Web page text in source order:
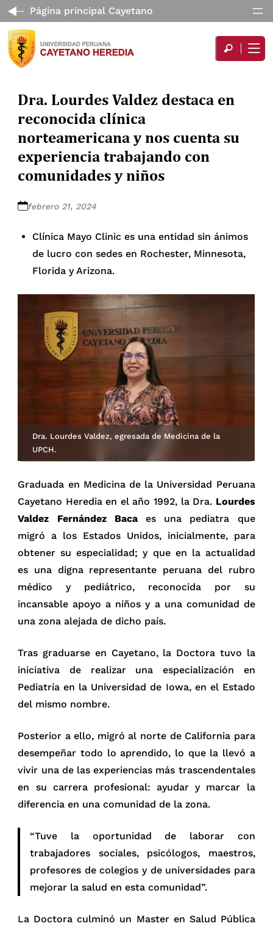
Página principal Cayetano
Dra. Lourdes Valdez destaca en
reconocida clínica
norteamericana y nos cuenta su
experiencia trabajando con
comunidades y niños
febrero 21, 2024
Clínica Mayo Clinic es una entidad sin ánimos
de lucro con sedes en Rochester, Minnesota,
Florida y Arizona.
Dra. Lourdes Valdez, egresada de Medicina de la
UPCH.
Graduada en Medicina de la Universidad Peruana
Cayetano Heredia en el año 1992, la Dra. Lourdes
Valdez Fernández Bacaes una pediatra que
migró a los Estados Unidos, inicialmente, para
obtener su especialidad; y que en la actualidad
es una digna representante peruana del rubro
médico y pediátrico, reconocida por su
incansable apoyo a niños y a una comunidad de
una zona alejada de dicho país.
Tras graduarse en Cayetano, la Doctora tuvo la
iniciativa de realizar una especialización en
Pediatría en la Universidad de Iowa, en el Estado
del mismo nombre.
Posterior a ello, migró al norte de California para
desempeñar todo lo aprendido, lo que la llevó a
vivir una de las experiencias más trascendentales
en su carrera profesional: ayudar y marcar la
diferencia en una comunidad de la zona.
“Tuve la oportunidad de laborar con
trabajadores sociales, psicólogos, maestros,
profesores de colegios y de universidades para
mejorar la salud en esta comunidad”.
La Doctora culminó un Master en Salud Pública